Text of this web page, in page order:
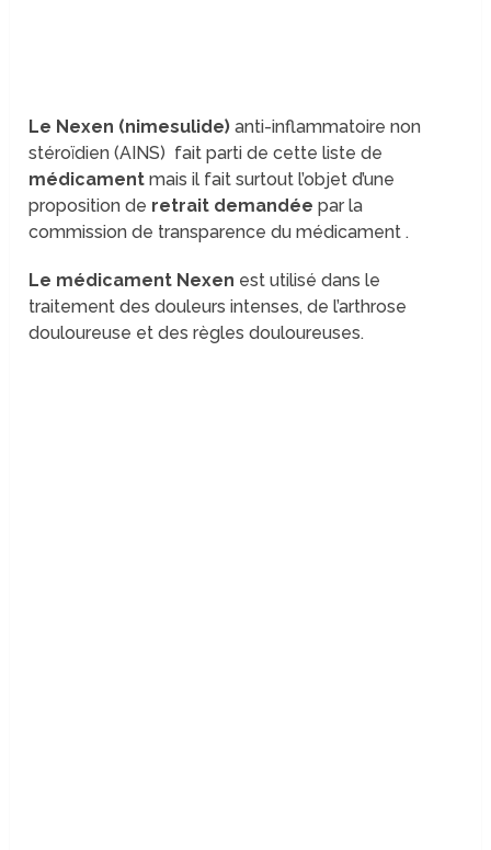
Le Nexen (nimesulide) anti-inflammatoire non
stéroïdien (AINS) fait parti de cette liste de
médicament mais il fait surtout l’objet d’une
proposition de retrait demandée par la
commission de transparence du médicament .
Le médicament Nexen est utilisé dans le
traitement des douleurs intenses, de l’arthrose
douloureuse et des règles douloureuses.